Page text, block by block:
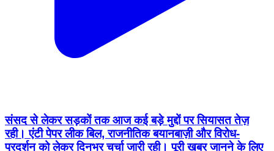
संसद से लेकर सड़कों तक आज कई बड़े मुद्दों पर सियासत तेज़
रही। एंटी पेपर लीक बिल, राजनीतिक बयानबाज़ी और विरोध-
प्रदर्शन को लेकर दिनभर चर्चा जारी रही। पूरी खबर जानने के लिए